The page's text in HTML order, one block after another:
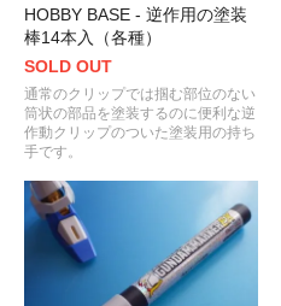
HOBBY BASE - 逆作用の塗装
棒14本入（各種）
SOLD OUT
通常のクリップでは掴む部位のない
筒状の部品を塗装するのに便利な逆
作動クリップのついた塗装用の持ち
手です。